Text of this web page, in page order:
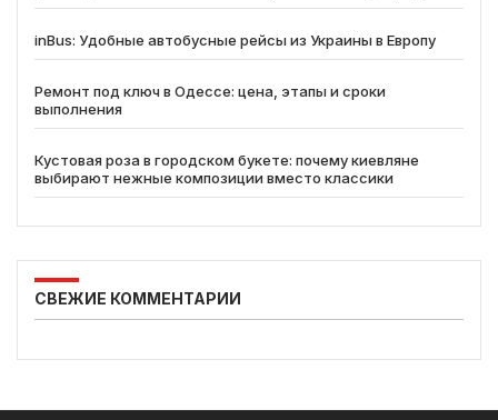
inBus: Удобные автобусные рейсы из Украины в Европу
Ремонт под ключ в Одессе: цена, этапы и сроки
выполнения
Кустовая роза в городском букете: почему киевляне
выбирают нежные композиции вместо классики
СВЕЖИЕ КОММЕНТАРИИ